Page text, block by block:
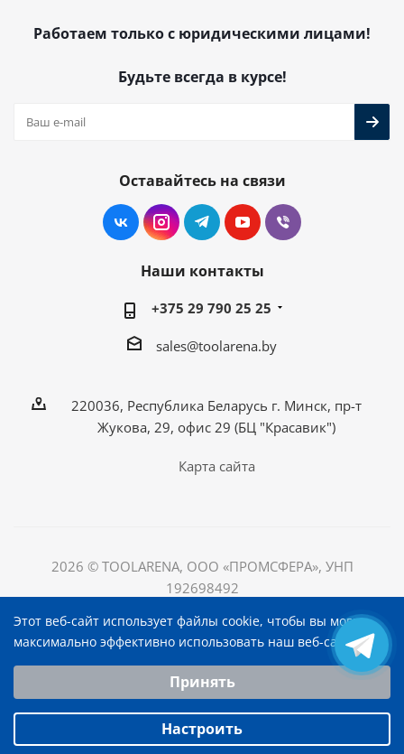
Работаем только с юридическими лицами!
Будьте всегда в курсе!
Оставайтесь на связи
Наши контакты
+375 29 790 25 25
sales@toolarena.by
220036, Республика Беларусь г. Минск, пр-т
Жукова, 29, офис 29 (БЦ "Красавик")
Карта сайта
2026 © TOOLARENA, ООО «ПРОМСФЕРА», УНП
192698492
29, офис 29, БЦ "Красавик"
Этот веб-сайт использует файлы cookie, чтобы вы могли
максимально эффективно использовать наш веб-сайт.
Выберите настройки cookie
Аналитические/Функциональные
Принять
Настроить